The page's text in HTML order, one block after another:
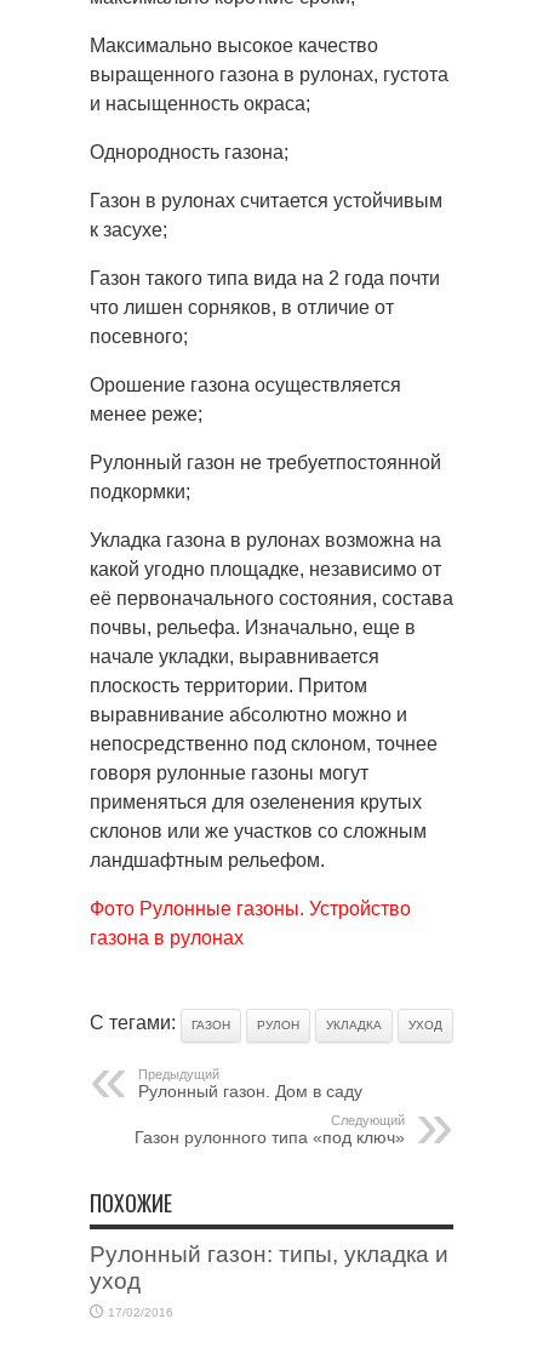
Максимально высокое качество
выращенного газона в рулонах, густота
и насыщенность окраса;
Однородность газона;
Газон в рулонах считается устойчивым
к засухе;
Газон такого типа вида на 2 года почти
что лишен сорняков, в отличие от
посевного;
Орошение газона осуществляется
менее реже;
Рулонный газон не требуетпостоянной
подкормки;
Укладка газона в рулонах возможна на
какой угодно площадке, независимо от
её первоначального состояния, состава
почвы, рельефа. Изначально, еще в
начале укладки, выравнивается
плоскость территории. Притом
выравнивание абсолютно можно и
непосредственно под склоном, точнее
говоря рулонные газоны могут
применяться для озеленения крутых
склонов или же участков со сложным
ландшафтным рельефом.
Фото Рулонные газоны. Устройство
газона в рулонах
С тегами: ГАЗОН РУЛОН УКЛАДКА УХОД
Предыдущий
Рулонный газон. Дом в саду
Следующий
Газон рулонного типа «под ключ»
ПОХОЖИЕ
Рулонный газон: типы, укладка и
уход
17/02/2016